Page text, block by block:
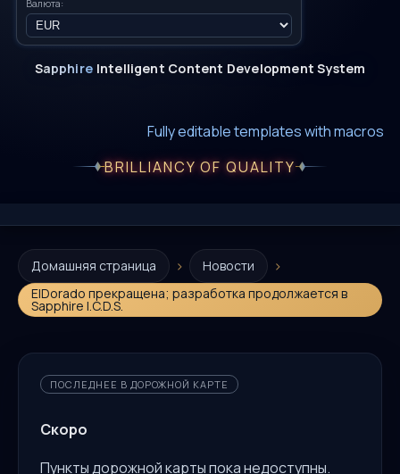
Валюта:
Sapphire Intelligent Content Development System
Fully customizable SQL macros support
BRILLIANCY OF QUALITY
Домашняя страница › Новости ›
ElDorado прекращена; разработка продолжается в
Sapphire I.C.D.S.
ПОСЛЕДНЕЕ В ДОРОЖНОЙ КАРТЕ
Скоро
Пункты дорожной карты пока недоступны.